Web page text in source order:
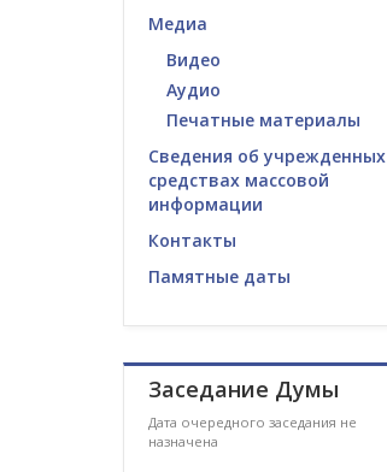
Медиа
Видео
Аудио
Печатные материалы
Сведения об учрежденных
средствах массовой
информации
Контакты
Памятные даты
Заседание Думы
Дата очередного заседания не
назначена